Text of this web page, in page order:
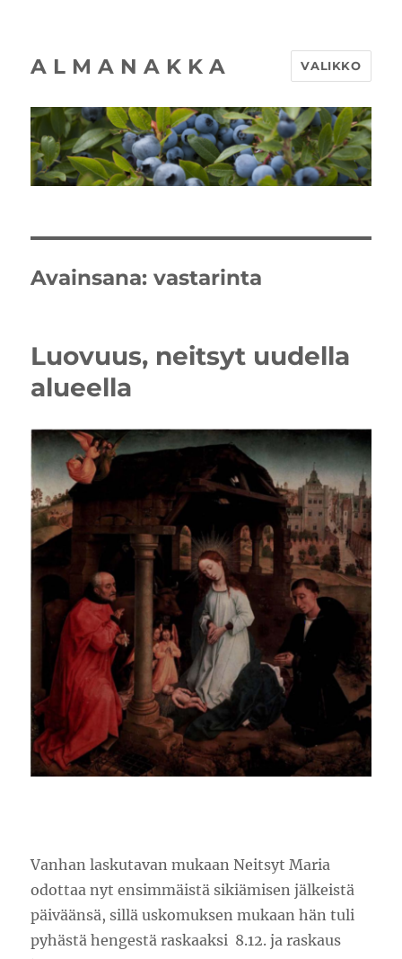
A L M A N A K K A VALIKKO
Avainsana:vastarinta
Luovuus, neitsyt uudella
alueella
Vanhan laskutavan mukaan Neitsyt Maria
odottaa nyt ensimmäistä sikiämisen jälkeistä
päiväänsä, sillä uskomuksen mukaan hän tuli
pyhästä hengestä raskaaksi 8.12. ja raskaus